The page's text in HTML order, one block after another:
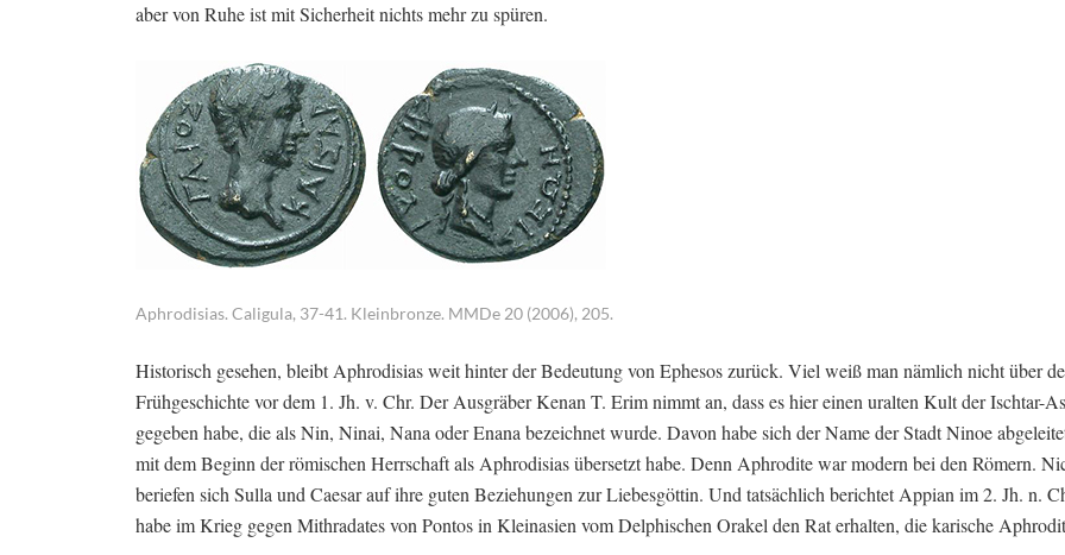
aber von Ruhe ist mit Sicherheit nichts mehr zu spüren.
Aphrodisias. Caligula, 37-41. Kleinbronze. MMDe 20 (2006), 205.
Historisch gesehen, bleibt Aphrodisias weit hinter der Bedeutung von Ephesos zurück. Viel weiß man nämlich nicht über
Frühgeschichte vor dem 1. Jh. v. Chr. Der Ausgräber Kenan T. Erim nimmt an, dass es hier einen uralten Kult der Ischtar-
gegeben habe, die als Nin, Ninai, Nana oder Enana bezeichnet wurde. Davon habe sich der Name der Stadt Ninoe
mit dem Beginn der römischen Herrschaft als Aphrodisias übersetzt habe. Denn Aphrodite war modern bei den Römern.
beriefen sich Sulla und Caesar auf ihre guten Beziehungen zur Liebesgöttin. Und tatsächlich berichtet Appian im 2. Jh. n.
habe im Krieg gegen Mithradates von Pontos in Kleinasien vom Delphischen Orakel den Rat erhalten, die karische